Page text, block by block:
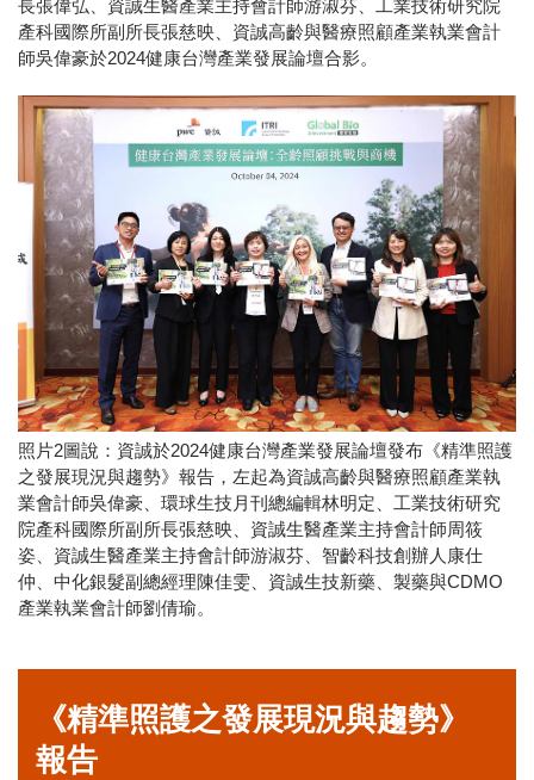
長張偉弘、資誠生醫產業主持會計師游淑芬、工業技術研究院
產科國際所副所長張慈映、資誠高齡與醫療照顧產業執業會計
師吳偉豪於2024健康台灣產業發展論壇合影。
照片2圖說：資誠於2024健康台灣產業發展論壇發布《精準照護
之發展現況與趨勢》報告，左起為資誠高齡與醫療照顧產業執
業會計師吳偉豪、環球生技月刊總編輯林明定、工業技術研究
院產科國際所副所長張慈映、資誠生醫產業主持會計師周筱
姿、資誠生醫產業主持會計師游淑芬、智齡科技創辦人康仕
仲、中化銀髮副總經理陳佳雯、資誠生技新藥、製藥與CDMO
產業執業會計師劉倩瑜。
《精準照護之發展現況與趨勢》
報告